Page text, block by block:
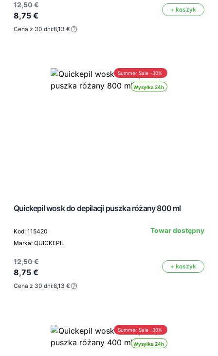
12,50 €
8,75 €
+ koszyk
Cena z 30 dni:8,13 €
Wysyłka 24h
Summer Sale -30%
Quickepil wosk do depilacji puszka różany 800 ml
Kod: 115420
Marka: QUICKEPIL
Towar dostępny
12,50 €
8,75 €
+ koszyk
Cena z 30 dni:8,13 €
Wysyłka 24h
Summer Sale -30%